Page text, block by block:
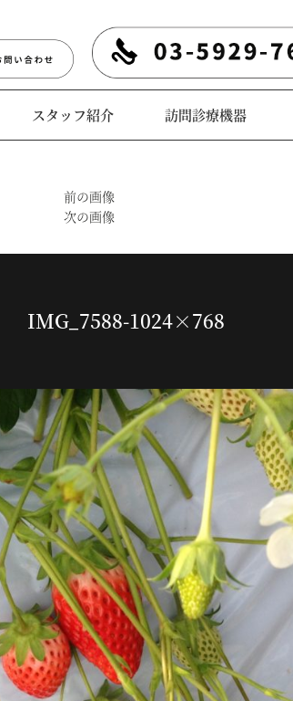
スタッフ紹介 訪問診療機器
前の画像
次の画像
IMG_7588-1024×768